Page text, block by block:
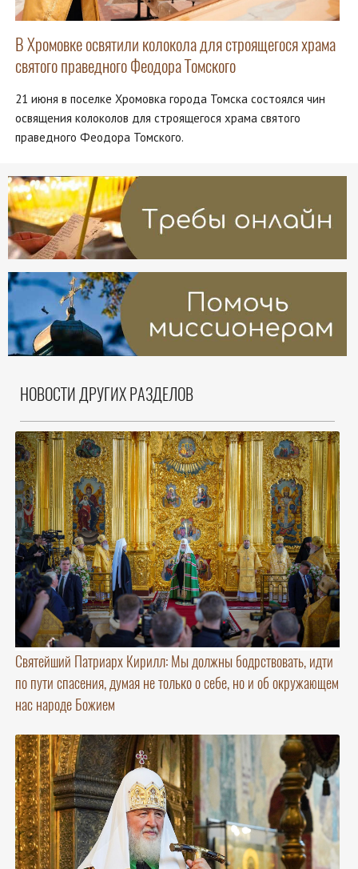
В Хромовке освятили колокола для строящегося храма
святого праведного Феодора Томского
21 июня в поселке Хромовка города Томска состоялся чин
освящения колоколов для строящегося храма святого
праведного Феодора Томского.
НОВОСТИ ДРУГИХ РАЗДЕЛОВ
Святейший Патриарх Кирилл: Мы должны бодрствовать, идти
по пути спасения, думая не только о себе, но и об окружающем
нас народе Божием